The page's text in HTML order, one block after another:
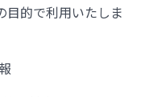
目的で利用いたしま